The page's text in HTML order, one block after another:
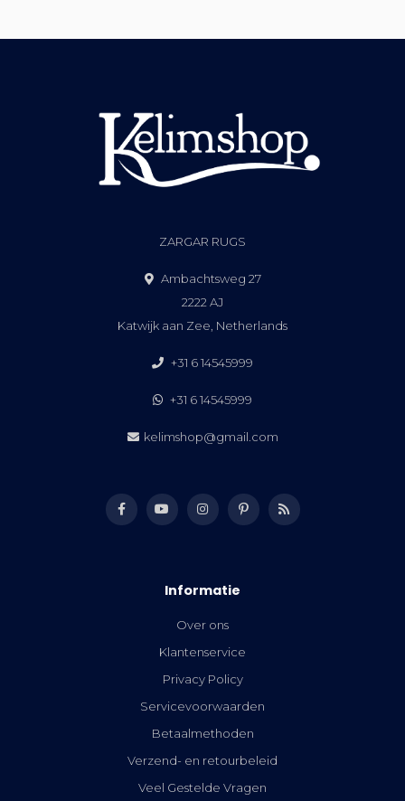
ZARGAR RUGS
Ambachtsweg 27
2222 AJ
Katwijk aan Zee, Netherlands
+31 6 14545999
+31 6 14545999
kelimshop@gmail.com
Informatie
Over ons
Klantenservice
Privacy Policy
Servicevoorwaarden
Betaalmethoden
Verzend- en retourbeleid
Veel Gestelde Vragen